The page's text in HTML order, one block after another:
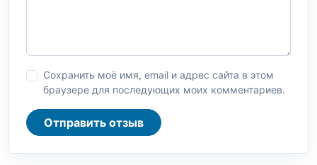
Сохранить моё имя, email и адрес сайта в этом
браузере для последующих моих комментариев.
Отправить отзыв